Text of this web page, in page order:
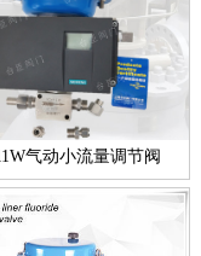
介： 台臣阀门专业研
各种流体控制难题，在
阀新款零缺陷型产品，
门工艺的基础上，改
气动小流量调节阀